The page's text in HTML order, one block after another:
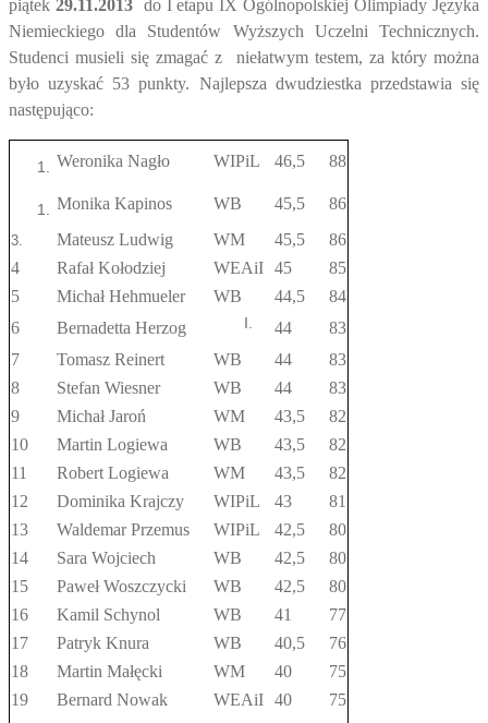
piątek 29.11.2013do I etapu IX Ogólnopolskiej Olimpiady Języka
Niemieckiego dla Studentów Wyższych Uczelni Technicznych.
Studenci musieli się zmagać z niełatwym testem, za który można
było uzyskać 53 punkty. Najlepsza dwudziestka przedstawia się
następująco:
Weronika Nagło WIPiL 46,5 88
Monika Kapinos WB 45,5 86
3. Mateusz Ludwig WM 45,5
86
4
Rafał Kołodziej WEAiI 45
85
5
Michał Hehmueler WB 44,5
84
6
Bernadetta Herzog 44
83
7
Tomasz Reinert WB 44
83
8
Stefan Wiesner WB 44
83
9
Michał Jaroń WM 43,5
82
10
Martin Logiewa WB 43,5
82
11
Robert Logiewa WM 43,5
82
12
Dominika Krajczy WIPiL 43
81
13
Waldemar Przemus WIPiL 42,5
80
14
Sara Wojciech WB 42,5
80
15
Paweł Woszczycki WB 42,5
80
16
Kamil Schynol WB 41
77
17
Patryk Knura WB 40,5
76
18
Martin Małęcki WM 40
75
19
Bernard Nowak WEAiI 40
75